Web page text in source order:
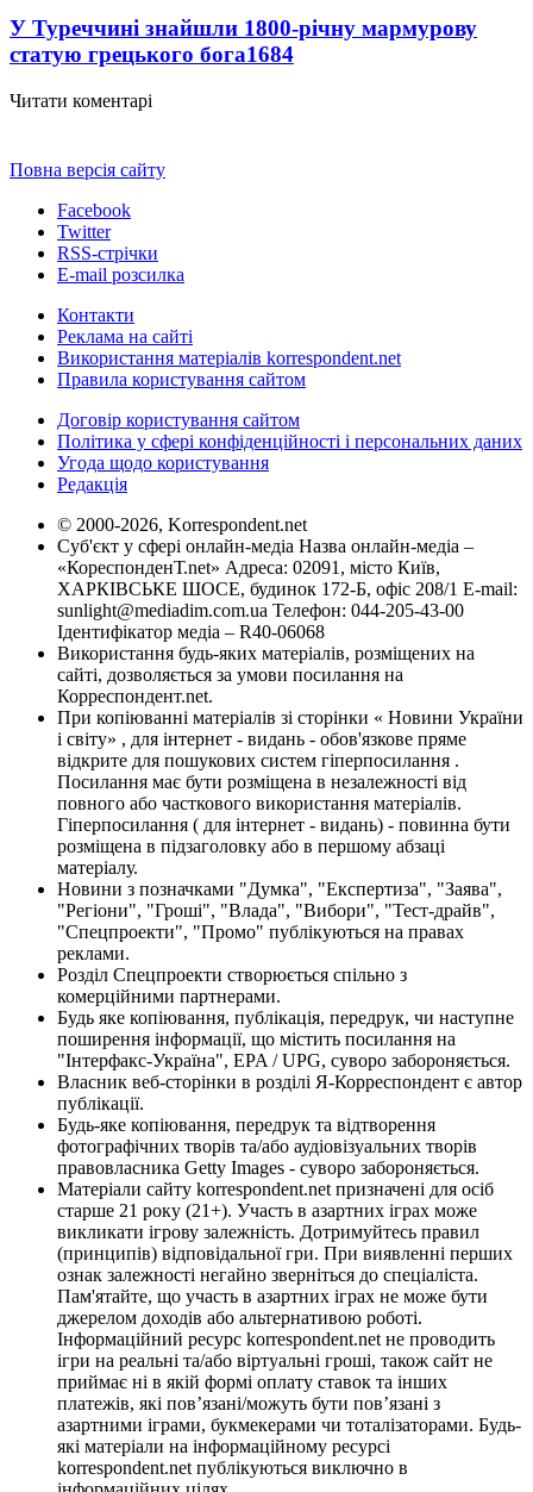
У Туреччині знайшли 1800-річну мармурову
статую грецького бога1684
Читати коментарі
Повна версія сайту
Facebook
Twitter
RSS-стрічки
E-mail розсилка
Контакти
Реклама на сайті
Використання матеріалів korrespondent.net
Правила користування сайтом
Договір користування сайтом
Політика у сфері конфіденційності і персональних даних
Угода щодо користування
Редакція
© 2000-2026, Korrespondent.net
Суб'єкт у сфері онлайн-медіа Назва онлайн-медіа –
«КореспонденТ.net» Адреса: 02091, місто Київ,
ХАРКІВСЬКЕ ШОСЕ, будинок 172-Б, офіс 208/1 E-mail:
sunlight@mediadim.com.ua Телефон: 044-205-43-00
Ідентифікатор медіа – R40-06068
Використання будь-яких матеріалів, розміщених на
сайті, дозволяється за умови посилання на
Корреспондент.net.
При копіюванні матеріалів зі сторінки « Новини України
і світу» , для інтернет - видань - обов'язкове пряме
відкрите для пошукових систем гіперпосилання .
Посилання має бути розміщена в незалежності від
повного або часткового використання матеріалів.
Гіперпосилання ( для інтернет - видань) - повинна бути
розміщена в підзаголовку або в першому абзаці
матеріалу.
Новини з позначками "Думка", "Експертиза", "Заява",
"Регіони", "Гроші", "Влада", "Вибори", "Тест-драйв",
"Спецпроекти", "Промо" публікуються на правах
реклами.
Розділ Спецпроекти створюється спільно з
комерційними партнерами.
Будь яке копіювання, публікація, передрук, чи наступне
поширення інформації, що містить посилання на
"Інтерфакс-Україна", EPA / UPG, суворо забороняється.
Власник веб-сторінки в розділі Я-Корреспондент є автор
публікації.
Будь-яке копіювання, передрук та відтворення
фотографічних творів та/або аудіовізуальних творів
правовласника Getty Images - суворо забороняється.
Матеріали сайту korrespondent.net призначені для осіб
старше 21 року (21+). Участь в азартних іграх може
викликати ігрову залежність. Дотримуйтесь правил
(принципів) відповідальної гри. При виявленні перших
ознак залежності негайно зверніться до спеціаліста.
Пам'ятайте, що участь в азартних іграх не може бути
джерелом доходів або альтернативою роботі.
Інформаційний ресурс korrespondent.net не проводить
ігри на реальні та/або віртуальні гроші, також сайт не
приймає ні в якій формі оплату ставок та інших
платежів, які пов’язані/можуть бути пов’язані з
азартними іграми, букмекерами чи тоталізаторами. Будь-
які матеріали на інформаційному ресурсі
korrespondent.net публікуються виключно в